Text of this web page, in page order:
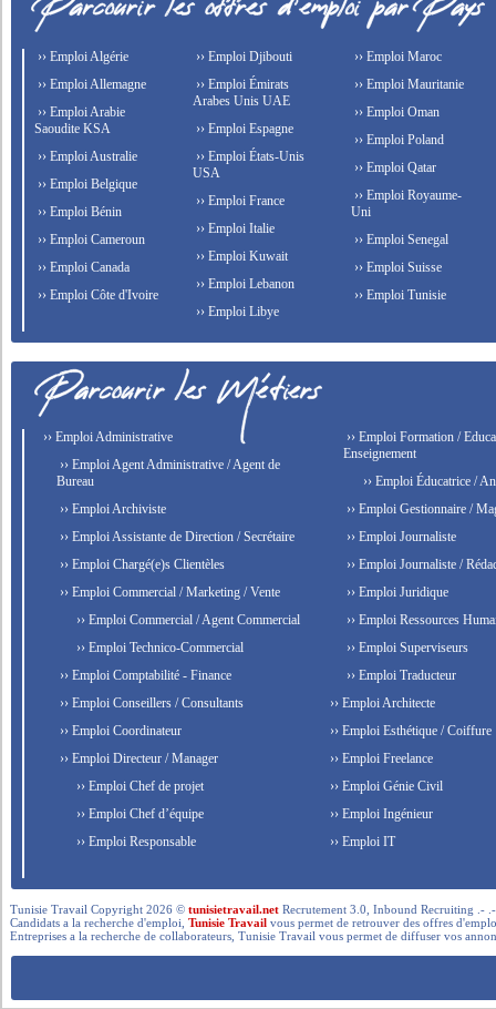
›› Emploi Algérie
›› Emploi Allemagne
›› Emploi Arabie
Saoudite KSA
›› Emploi Australie
›› Emploi Belgique
›› Emploi Bénin
›› Emploi Cameroun
›› Emploi Canada
›› Emploi Côte d'Ivoire
›› Emploi Djibouti
›› Emploi Émirats
Arabes Unis UAE
›› Emploi Espagne
›› Emploi États-Unis
USA
›› Emploi France
›› Emploi Italie
›› Emploi Kuwait
›› Emploi Lebanon
›› Emploi Libye
›› Emploi Maroc
›› Emploi Mauritanie
›› Emploi Oman
›› Emploi Poland
›› Emploi Qatar
›› Emploi Royaume-
Uni
›› Emploi Senegal
›› Emploi Suisse
›› Emploi Tunisie
›› Emploi Administrative
›› Emploi Agent Administrative / Agent de
Bureau
›› Emploi Archiviste
›› Emploi Assistante de Direction / Secrétaire
›› Emploi Chargé(e)s Clientèles
›› Emploi Commercial / Marketing / Vente
›› Emploi Commercial / Agent Commercial
›› Emploi Technico-Commercial
›› Emploi Comptabilité - Finance
›› Emploi Conseillers / Consultants
›› Emploi Coordinateur
›› Emploi Directeur / Manager
›› Emploi Chef de projet
›› Emploi Chef d’équipe
›› Emploi Responsable
›› Emploi Formation /
Enseignement
›› Emploi Éducatrice /
›› Emploi Gestionnaire /
›› Emploi Journaliste
›› Emploi Journaliste /
›› Emploi Juridique
›› Emploi Ressources
›› Emploi Superviseurs
›› Emploi Traducteur
›› Emploi Architecte
›› Emploi Esthétique / Coiffure
›› Emploi Freelance
›› Emploi Génie Civil
›› Emploi Ingénieur
›› Emploi IT
Tunisie Travail Copyright 2026 ©tunisietravail.net Recrutement 3.0, Inbound Recruiting .-
Candidats a la recherche d'emploi,Tunisie Travail vous permet de retrouver des offres
Entreprises a la recherche de collaborateurs, Tunisie Travail vous permet de diffuser vos